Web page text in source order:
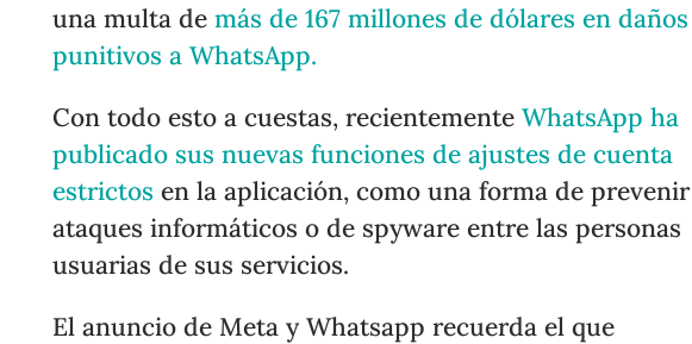
una multa demás de 167 millones de dólares en daños
punitivos a WhatsApp.
Con todo esto a cuestas, recientementeWhatsApp ha
publicado sus nuevas funciones de ajustes de cuenta
estrictos en la aplicación, como una forma de prevenir
ataques informáticos o de spyware entre las personas
usuarias de sus servicios.
El anuncio de Meta y Whatsapp recuerda el que